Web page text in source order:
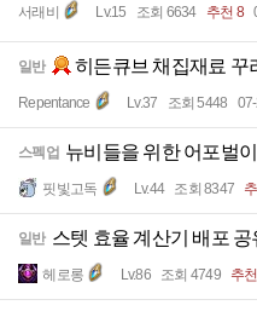
서래비 Lv.15 조회 6634 추천 8
일반 히든큐브 채집재료 꾸
Repentance Lv.37 조회 5448
스펙업 뉴비들을 위한 어포벌
핏빛고독 Lv.44 조회 8347
일반 스텟 효율 계산기 배포
헤로롱 Lv.86 조회 4749 추